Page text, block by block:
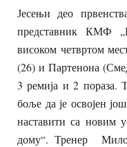
Јесењи део
представник КМФ
високом четвртом
(26) и Партенона
3 ремија и 2 пораза.
боље да је освојен
наставити са новим
дому“. Тренер